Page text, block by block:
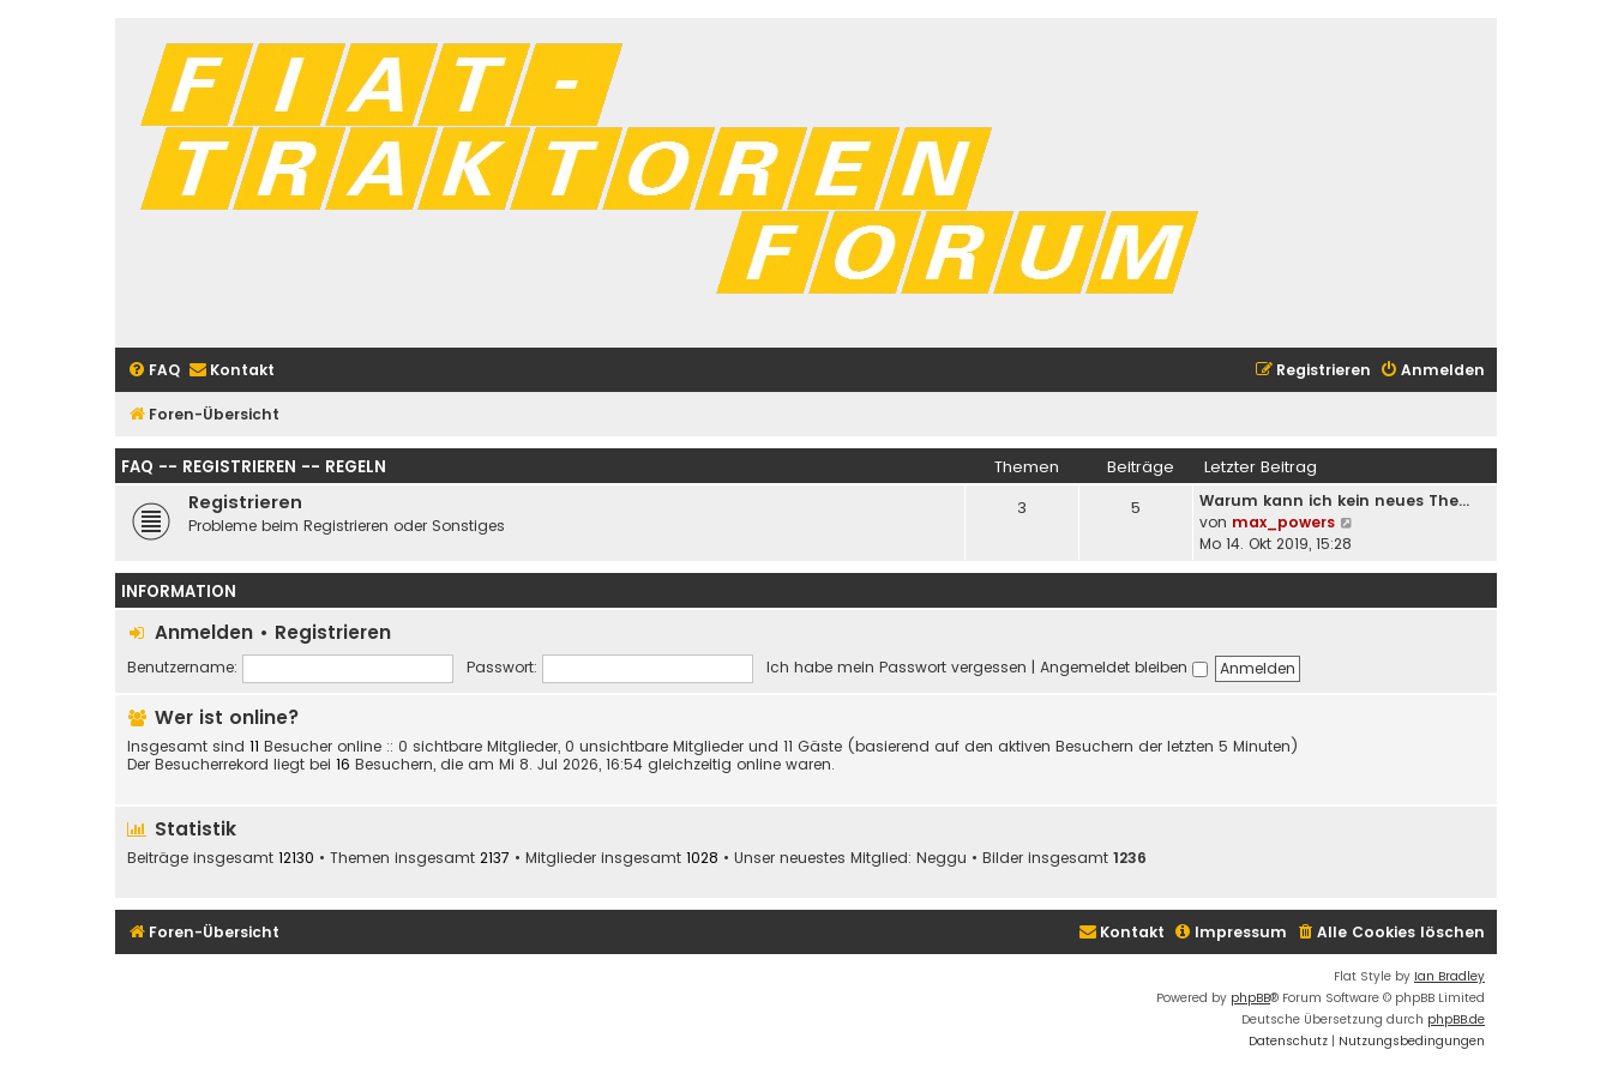
FAQ Kontakt Anmelden
Registrieren
Foren-Übersicht
FAQ -- REGISTRIEREN -- REGELN Themen Beiträge Letzter Beitrag
Registrieren
Probleme beim Registrieren oder Sonstiges
3 5
Warum kann ich kein neues The…
von max_powers
s
Mo 14. Okt 2019, 15:28
INFORMATION
Anmelden • Registrieren
Benutzername: Passwort: Ich habe mein Passwort vergessen | Angemeldet bleiben
Wer ist online?
Insgesamt sind 11 Besucher online :: 0 sichtbare Mitglieder, 0 unsichtbare Mitglieder und 11 Gäste (basierend auf den aktiven Besuchern der letzten 5 Minuten)
Der Besucherrekord liegt bei 16 Besuchern, die am Mi 8. Jul 2026, 16:54 gleichzeitig online waren.
Statistik
Beiträge insgesamt 12130 • Themen insgesamt 2137 • Mitglieder insgesamt 1028 • Unser neuestes Mitglied: Neggu • Bilder insgesamt 1236
Foren-Übersicht Alle Cookies löschen
Impressum
Kontakt
Flat Style by Ian Bradley
Powered by phpBB® Forum Software © phpBB Limited
Deutsche Übersetzung durch phpBB.de
Datenschutz | Nutzungsbedingungen